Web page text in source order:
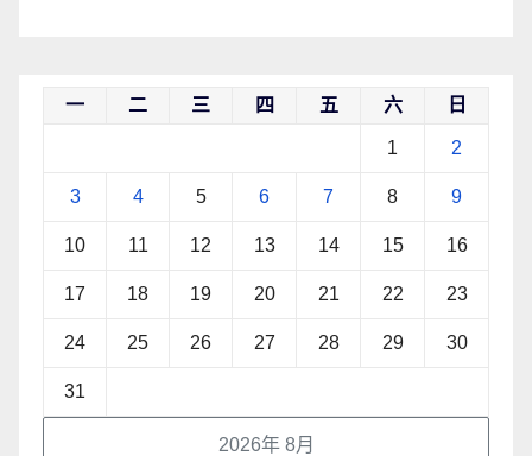
2026年 8月
一 二 三 四 五 六 日
1 2
3 4 5 6 7 8 9
10 11 12 13 14 15 16
17 18 19 20 21 22 23
24 25 26 27 28 29 30
31